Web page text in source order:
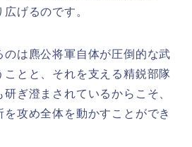
げるのです。
は麃公将軍自体が圧倒的な武
とと、それを支える精鋭部隊
ぎ澄まされているからこそ、
攻め全体を動かすことができ